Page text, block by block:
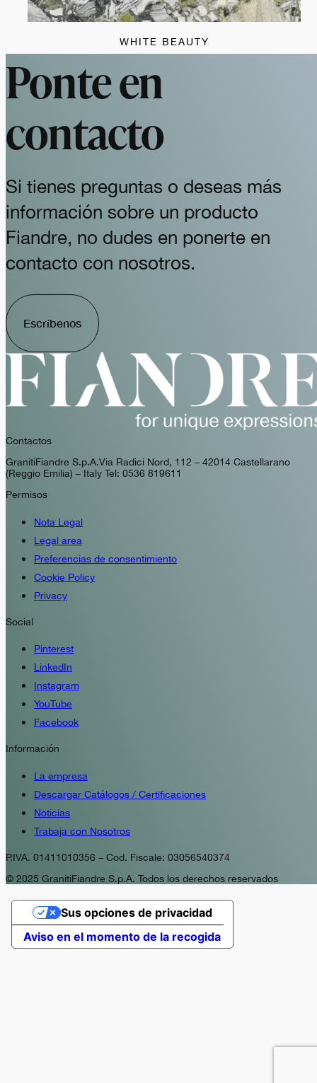
WHITE BEAUTY
Ponte en
contacto
Si tienes preguntas o deseas más
información sobre un producto
Fiandre, no dudes en ponerte en
contacto con nosotros.
Escríbenos
Contactos
GranitiFiandre S.p.A. Via Radici Nord, 112 – 42014 Castellarano
(Reggio Emilia) – Italy Tel: 0536 819611
Permisos
Nota Legal
Legal area
Preferencias de consentimiento
Cookie Policy
Privacy
Social
Pinterest
LinkedIn
Instagram
YouTube
Facebook
Información
La empresa
Descargar Catálogos / Certificaciones
Noticias
Trabaja con Nosotros
P.IVA. 01411010356 – Cod. Fiscale: 03056540374
© 2025 GranitiFiandre S.p.A. Todos los derechos reservados
Aviso en el momento de la recogida
Sus opciones de privacidad